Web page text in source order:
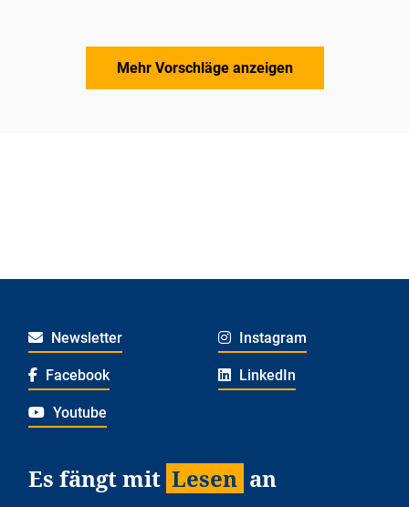
Mehr Vorschläge anzeigen
Newsletter Instagram
Facebook LinkedIn
Youtube
Es fängt mit Lesen an